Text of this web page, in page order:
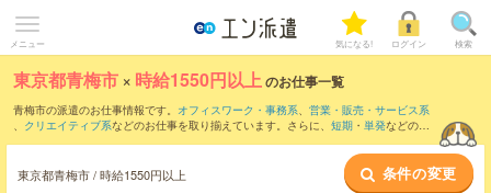
メニュー 気になる! ログイン 検索
東京都青梅市 × 時給1550円以上のお仕事一覧
青梅市の派遣のお仕事情報です。 オフィスワーク・事務系、 営業・販売・サービス系
、 クリエイティブ系などのお仕事を取り揃えています。さらに、 短期 ・ 単発などの期
東京都青梅市 / 時給1550円以上 条件の変更